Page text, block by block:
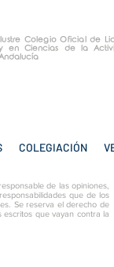
Ilustre Colegio Oficial de
en Ciencias de la
COLEGIACIÓN
de las opiniones,
que de los
Se reserva el derecho de
que vayan contra la